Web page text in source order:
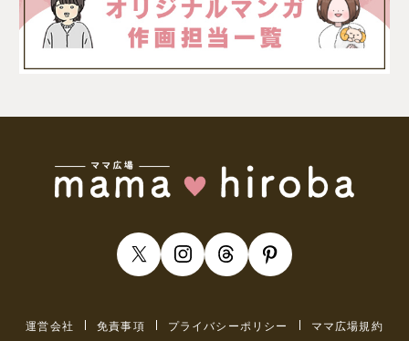
運営会社 免責事項 プライバシーポリシー
ママ広場規約